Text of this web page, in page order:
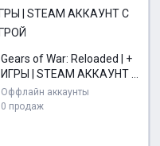
Gears of War: Reloaded | +
ИГРЫ | STEAM АККАУНТ С
ИГРОЙ
Оффлайн аккаунты
0 продаж